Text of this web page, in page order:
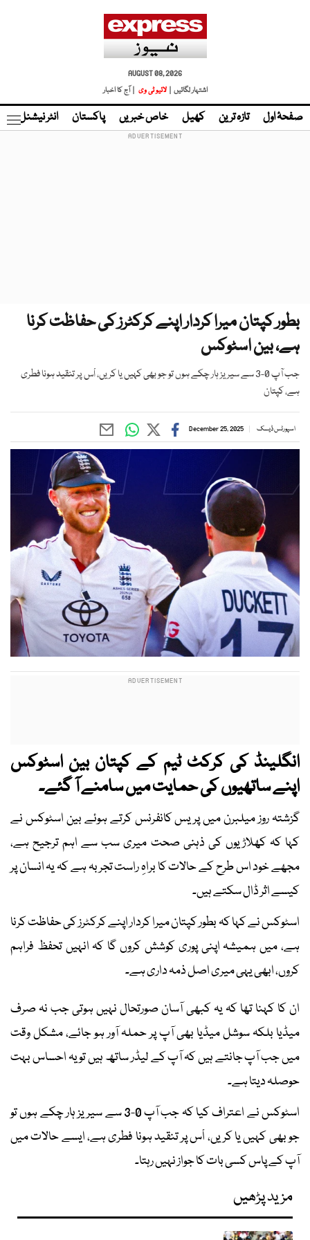
AUGUST 08, 2026
اشتہار لگائیں |
لائیو ٹی وی | آج کا اخبار
صفحۂ اول تازہ ترین کھیل خاص خبریں پاکستان انٹر نیشنل
بطور کپتان میرا کردار اپنے کرکٹرز کی حفاظت کرنا
ہے، بین اسٹوکس
جب آپ 0-3 سے سیریز ہار چکے ہوں تو جو بھی کہیں یا کریں، اْس پر تنقید ہونا فطری
ہے، کپتان
اسپورٹس ڈیسک December 25, 2025
انگلینڈ کی کرکٹ ٹیم کے کپتان بین اسٹوکس
اپنے ساتھیوں کی حمایت میں سامنے آ گئے۔
گزشتہ روز میلبرن میں پریس کانفرنس کرتے ہوئے بین اسٹوکس نے
کہا کہ کھلاڑیوں کی ذہنی صحت میری سب سے اہم ترجیح ہے،
مجھے خود اس طرح کے حالات کا براہِ راست تجربہ ہے کہ یہ انسان پر
کیسے اثر ڈال سکتے ہیں۔
اسٹوکس نے کہا کہ بطور کپتان میرا کردار اپنے کرکٹرز کی حفاظت کرنا
ہے، میں ہمیشہ اپنی پوری کوشش کروں گا کہ انہیں تحفظ فراہم
کروں، ابھی یہی میری اصل ذمہ داری ہے۔
ان کا کہنا تھا کہ یہ کبھی آسان صورتحال نہیں ہوتی جب نہ صرف
میڈیا بلکہ سوشل میڈیا بھی آپ پر حملہ آور ہو جائے، مشکل وقت
میں جب آپ جانتے ہیں کہ آپ کے لیڈر ساتھ ہیں تو یہ احساس بہت
حوصلہ دیتا ہے۔
اسٹوکس نے اعتراف کیا کہ جب آپ 0-3 سے سیریز ہار چکے ہوں تو
جو بھی کہیں یا کریں، اْس پر تنقید ہونا فطری ہے، ایسے حالات میں
آپ کے پاس کسی بات کا جواز نہیں رہتا۔
مزید پڑھیں